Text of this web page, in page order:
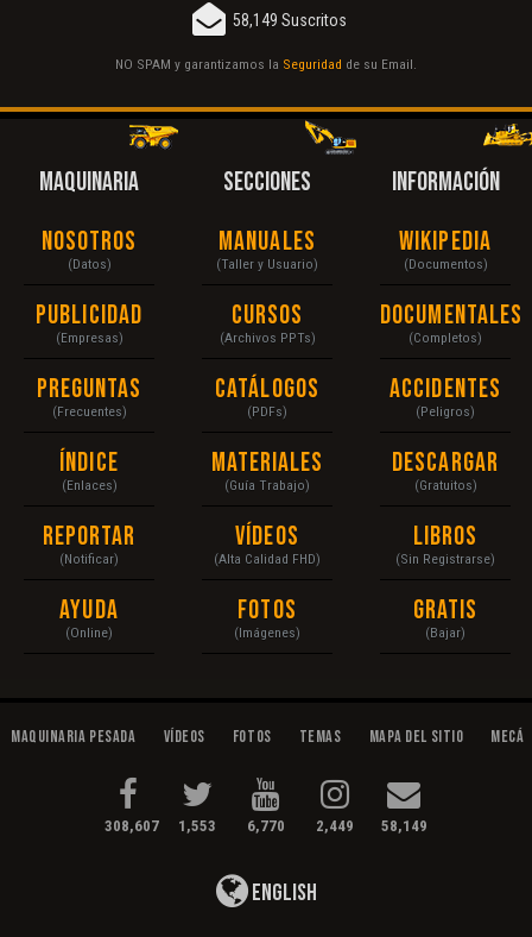
58,149 Suscritos
NO SPAM y garantizamos la Seguridad de su Email.
MAQUINARIA
Nosotros
(Datos)
Publicidad
(Empresas)
Preguntas
(Frecuentes)
Índice
(Enlaces)
Reportar
(Notificar)
Ayuda
(Online)
SECCIONES
Manuales
(Taller y Usuario)
Cursos
(Archivos PPTs)
Catálogos
(PDFs)
Materiales
(Guía Trabajo)
Vídeos
(Alta Calidad FHD)
Fotos
(Imágenes)
INFORMACIÓN
Wikipedia
(Documentos)
Documentales
(Completos)
Accidentes
(Peligros)
Descargar
(Gratuitos)
Libros
(Sin Registrarse)
Gratis
(Bajar)
Maquinaria Pesada Vídeos Fotos Temas Mapa del Sitio
308,607 1,553 6,770 2,449 58,149
English